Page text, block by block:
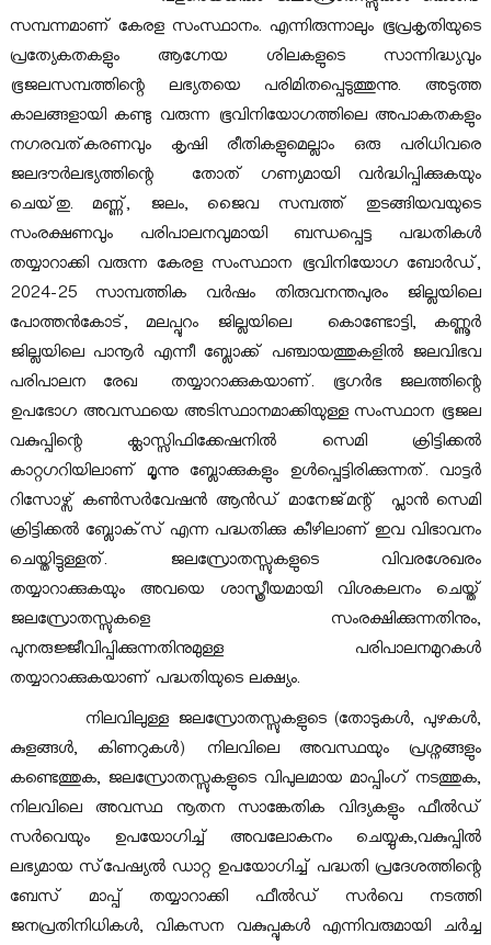
o
a
r
d
t
a
e
L
a
n
U
s
e
B
o
സമ്പന്നമാണ് കേരള സംസ്ഥാനം. എന്നിരുന്നാലും ഭൂപ്രകൃതിയുടെ
പ്രത്യേകതകളും ആഗ്നേയ ശിലകളുടെ സാന്നിദ്ധ്യവും
ഭൂജലസമ്പത്തിന്റെ ലഭ്യതയെ പരിമിതപ്പെടുത്തുന്നു. അടുത്ത
കാലങ്ങളായി കണ്ടു വരുന്ന ഭൂവിനിയോഗത്തിലെ അപാകതകളും
നഗരവത്കരണവും കൃഷി രീതികളുമെല്ലാം ഒരു പരിധിവരെ
ജലദൗർലഭ്യത്തിന്റെ തോത് ഗണ്യമായി വർദ്ധിപ്പിക്കുകയും
ചെയ്‌തു. മണ്ണ്, ജലം, ജൈവ സമ്പത്ത് തുടങ്ങിയവയുടെ
സംരക്ഷണവും പരിപാലനവുമായി ബന്ധപ്പെട്ട പദ്ധതികൾ
തയ്യാറാക്കി വരുന്ന കേരള സംസ്ഥാന ഭൂവിനിയോഗ ബോർഡ്,
2024-25 സാമ്പത്തിക വർഷം തിരുവനന്തപുരം ജില്ലയിലെ
പോത്തൻകോട്, മലപ്പുറം ജില്ലയിലെ കൊണ്ടോട്ടി, കണ്ണൂർ
ജില്ലയിലെ പാനൂർ എന്നീ ബ്ലോക്ക് പഞ്ചായത്തുകളിൽ ജലവിഭവ
പരിപാലന രേഖ തയ്യാറാക്കുകയാണ്. ഭൂഗർഭ ജലത്തിന്റെ
ഉപഭോഗ അവസ്ഥയെ അടിസ്ഥാനമാക്കിയുള്ള സംസ്ഥാന ഭൂജല
വകുപ്പിന്റെ ക്ലാസ്സിഫിക്കേഷനിൽ സെമി ക്രിട്ടിക്കൽ
കാറ്റഗറിയിലാണ് മൂന്നു ബ്ലോക്കുകളും ഉൾപ്പെട്ടിരിക്കുന്നത്. വാട്ടർ
റിസോഴ്സ് കൺസർവേഷൻ ആൻഡ് മാനേജ്‌മന്റ് പ്ലാൻ സെമി
ക്രിട്ടിക്കൽ ബ്ലോക്‌സ് എന്ന പദ്ധതിക്കു കീഴിലാണ് ഇവ വിഭാവനം
ചെയ്തിട്ടുള്ളത്. ജലസ്രോതസ്സുകളുടെ വിവരശേഖരം
തയ്യാറാക്കുകയും അവയെ ശാസ്ത്രീയമായി വിശകലനം ചെയ്ത്
ജലസ്രോതസ്സുകളെ സംരക്ഷിക്കുന്നതിനും,
പുനരുജ്ജീവിപ്പിക്കുന്നതിനുമുള്ള പരിപാലനമുറകൾ
തയ്യാറാക്കുകയാണ് പദ്ധതിയുടെ ലക്ഷ്യം.
നിലവിലുള്ള ജലസ്രോതസ്സുകളുടെ (തോടുകൾ, പുഴകൾ,
കുളങ്ങൾ, കിണറുകൾ) നിലവിലെ അവസ്ഥയും പ്രശ്നങ്ങളും
കണ്ടെത്തുക, ജലസ്രോതസ്സുകളുടെ വിപുലമായ മാപ്പിംഗ് നടത്തുക,
നിലവിലെ അവസ്ഥ നൂതന സാങ്കേതിക വിദ്യകളും ഫീൽഡ്
സർവെയും ഉപയോഗിച്ച് അവലോകനം ചെയ്യുക,വകുപ്പിൽ
ലഭ്യമായ സ്‌പേഷ്യൽ ഡാറ്റ ഉപയോഗിച്ച് പദ്ധതി പ്രദേശത്തിന്റെ
ബേസ് മാപ്പ് തയ്യാറാക്കി ഫീൽഡ് സർവെ നടത്തി
ജനപ്രതിനിധികൾ, വികസന വകുപ്പുകൾ എന്നിവരുമായി ചർച്ച